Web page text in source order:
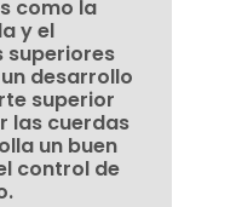
como la
y el
superiores
desarrollo
superior
las cuerdas
un buen
control de